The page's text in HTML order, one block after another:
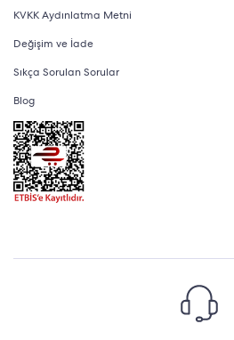
KVKK Aydınlatma Metni
Değişim ve İade
Sıkça Sorulan Sorular
Blog